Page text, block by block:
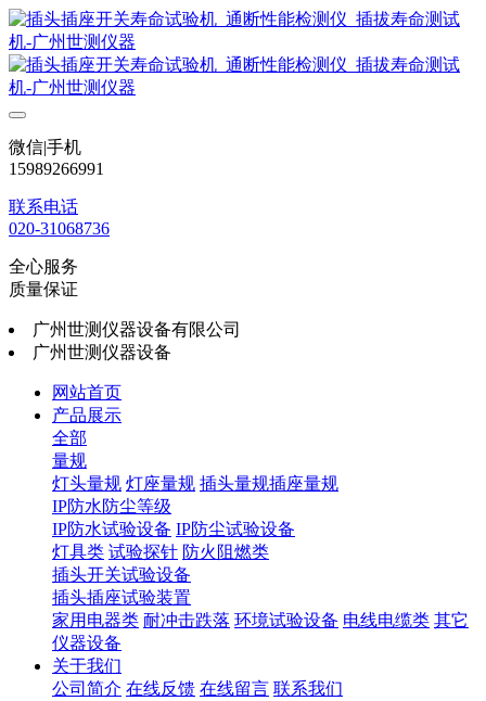
微信|手机
15989266991
联系电话
020-31068736
全心服务
质量保证
广州世测仪器设备有限公司
广州世测仪器设备
网站首页
产品展示
全部
量规
灯头量规 灯座量规 插头量规插座量规
IP防水防尘等级
IP防水试验设备 IP防尘试验设备
灯具类 试验探针 防火阻燃类
插头开关试验设备
插头插座试验装置
家用电器类 耐冲击跌落 环境试验设备 电线电缆类 其它
仪器设备
关于我们
公司简介 在线反馈 在线留言 联系我们